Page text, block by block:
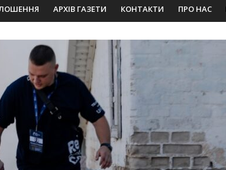
АРХІВ ГАЗЕТИ КОНТАКТИ ПРО НАС